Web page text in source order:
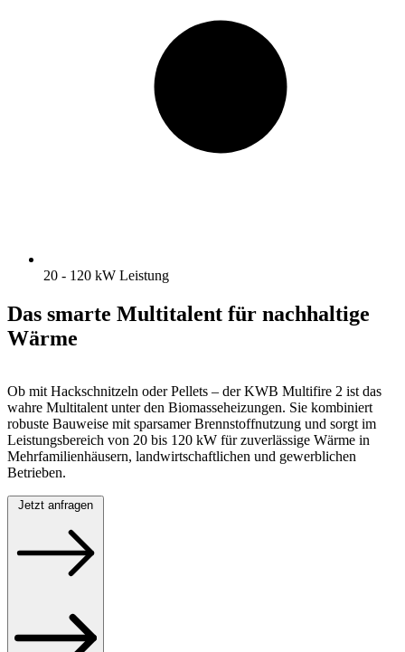
20 - 120 kW Leistung
Das smarte Multitalent für nachhaltige
Wärme
Ob mit Hackschnitzeln oder Pellets – der KWB Multifire 2 ist das
wahre Multitalent unter den Biomasseheizungen. Sie kombiniert
robuste Bauweise mit sparsamer Brennstoffnutzung und sorgt im
Leistungsbereich von 20 bis 120 kW für zuverlässige Wärme in
Mehrfamilienhäusern, landwirtschaftlichen und gewerblichen
Betrieben.
Jetzt anfragen